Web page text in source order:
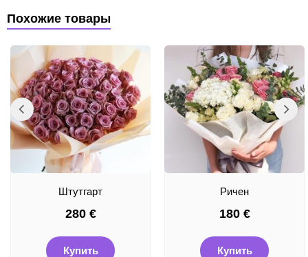
Похожие товары
Штутгарт
280 €
Купить
Ричен
180 €
Купить